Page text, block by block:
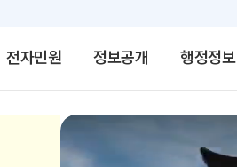
전자민원 정보공개 행정정보